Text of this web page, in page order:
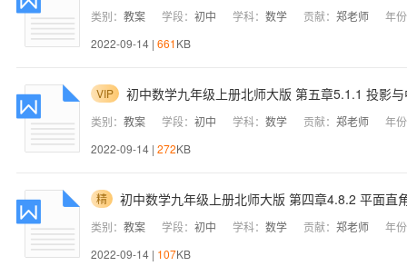
类别： 教案 学段： 初中 学科： 数学 贡献： 郑老师
年
2022-09-14 | 661KB
VIP 初中数学九年级上册北师大版 第五章5.1.1 投影
类别： 教案 学段： 初中 学科： 数学 贡献： 郑老师
年
2022-09-14 | 272KB
精 初中数学九年级上册北师大版 第四章4.8.2 平面直
类别： 教案 学段： 初中 学科： 数学 贡献： 郑老师
年
2022-09-14 | 107KB